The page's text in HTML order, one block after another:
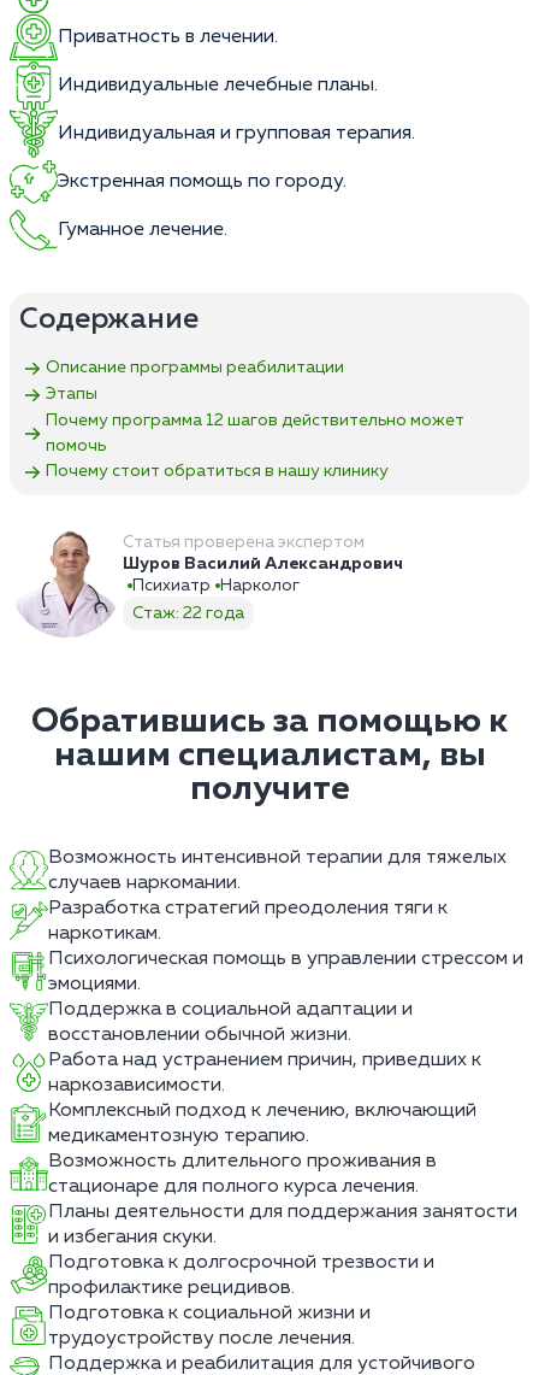
Приватность в лечении.
Индивидуальные лечебные планы.
Индивидуальная и групповая терапия.
Экстренная помощь по городу.
Гуманное лечение.
Содержание
Описание программы реабилитации
Этапы
Почему программа 12 шагов действительно может
помочь
Почему стоит обратиться в нашу клинику
Статья проверена экспертом
Шуров Василий Александрович
Психиатр
Нарколог
Стаж: 22 года
Обратившись за помощью к
нашим специалистам, вы
получите
Возможность интенсивной терапии для тяжелых
случаев наркомании.
Разработка стратегий преодоления тяги к
наркотикам.
Психологическая помощь в управлении стрессом и
эмоциями.
Поддержка в социальной адаптации и
восстановлении обычной жизни.
Работа над устранением причин, приведших к
наркозависимости.
Комплексный подход к лечению, включающий
медикаментозную терапию.
Возможность длительного проживания в
стационаре для полного курса лечения.
Планы деятельности для поддержания занятости
и избегания скуки.
Подготовка к долгосрочной трезвости и
профилактике рецидивов.
Подготовка к социальной жизни и
трудоустройству после лечения.
Поддержка и реабилитация для устойчивого